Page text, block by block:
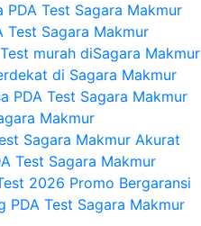
PDA Test Sagara Makmur
Test Sagara Makmur
murah diSagara Makmur
di Sagara Makmur
PDA Test Sagara Makmur
Makmur
Sagara Makmur Akurat
Test Sagara Makmur
2026 Promo Bergaransi
PDA Test Sagara Makmur